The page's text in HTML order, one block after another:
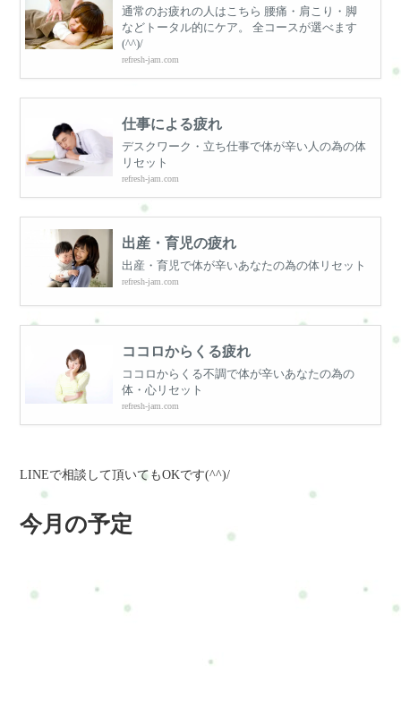
通常のお疲れの人はこちら 腰痛・肩こり・脚
などトータル的にケア。 全コースが選べます
(^^)/
refresh-jam.com
仕事による疲れ
デスクワーク・立ち仕事で体が辛い人の為の体
リセット
refresh-jam.com
出産・育児の疲れ
出産・育児で体が辛いあなたの為の体リセット
refresh-jam.com
ココロからくる疲れ
ココロからくる不調で体が辛いあなたの為の
体・心リセット
refresh-jam.com
LINEで相談して頂いてもOKです(^^)/
今月の予定